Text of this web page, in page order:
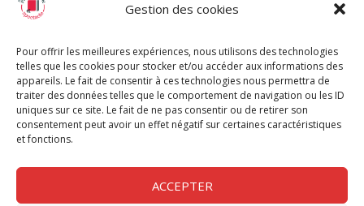
Gestion des cookies
Pour offrir les meilleures expériences, nous utilisons des technologies
telles que les cookies pour stocker et/ou accéder aux informations des
appareils. Le fait de consentir à ces technologies nous permettra de
traiter des données telles que le comportement de navigation ou les ID
uniques sur ce site. Le fait de ne pas consentir ou de retirer son
consentement peut avoir un effet négatif sur certaines caractéristiques
et fonctions.
ACCEPTER
Chèque Intermittents
Chèque Compta
Chèque Emploi Spectacle
G-Pods
Profession Audio-visuel